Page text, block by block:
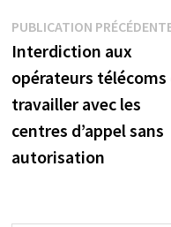
Navigation
de
l’article
PUBLICATION
Interdiction aux
opérateurs télécoms
travailler avec les
centres d’appel sans
autorisation